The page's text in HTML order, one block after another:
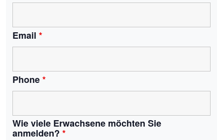
Email *
Phone*
Wie viele Erwachsene möchten Sie
anmelden? *